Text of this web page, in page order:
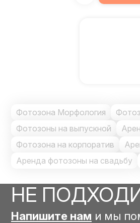
Фотозона Морфология
Фотозоны на выпускной
Фотозона на корпоратив
Аренда фотозоны на свадьбу
НЕ
Напишите нам и мы